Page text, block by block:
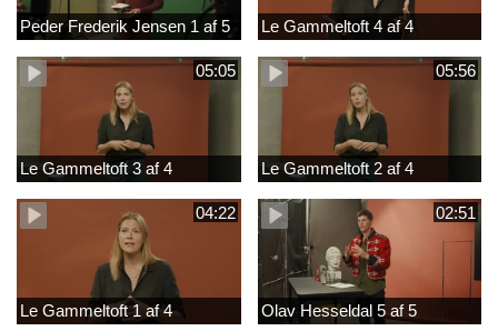
Peder Frederik Jensen 1 af 5 Le Gammeltoft 4 af 4
05:05
Le Gammeltoft 3 af 4
05:56
Le Gammeltoft 2 af 4
04:22
Le Gammeltoft 1 af 4
02:51
Olav Hesseldal 5 af 5